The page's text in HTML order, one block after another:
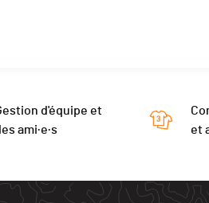
d'équipe et
ami·e·s
et